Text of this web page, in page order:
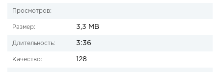
Просмотров:
Размер: 3,3 MB
Длительность: 3:36
Качество: 128